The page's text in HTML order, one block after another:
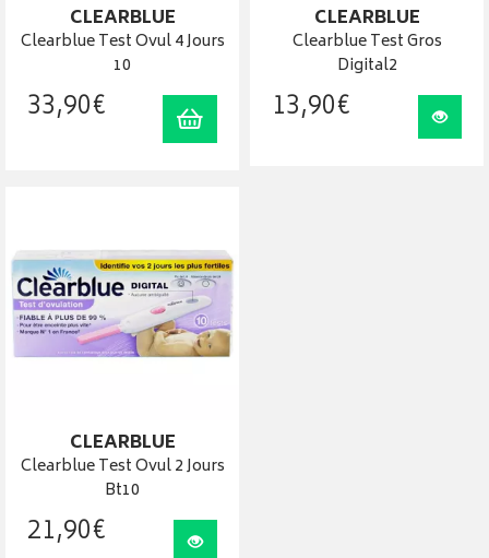
CLEARBLUE
Clearblue Test Ovul 4 Jours
10
33,90€ Ajouter au panier
CLEARBLUE
Clearblue Test Gros
Digital2
13,90€
CLEARBLUE
Clearblue Test Ovul 2 Jours
Bt10
21,90€ Visualiser